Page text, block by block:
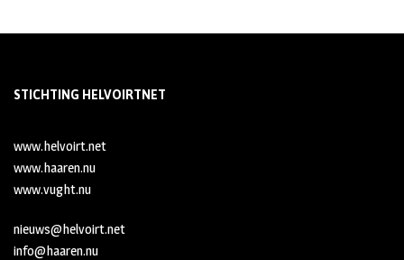
STICHTING HELVOIRTNET
www.helvoirt.net
www.haaren.nu
www.vught.nu
nieuws@helvoirt.net
info@haaren.nu